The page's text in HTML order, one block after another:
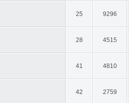
25 9296
28 4515
41 4810
42 2759